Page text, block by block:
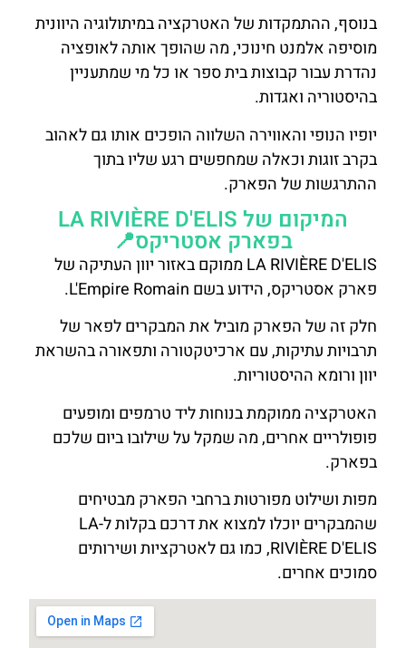
בנוסף, ההתמקדות של האטרקציה במיתולוגיה היוונית
מוסיפה אלמנט חינוכי, מה שהופך אותה לאופציה
נהדרת עבור קבוצות בית ספר או כל מי שמתעניין
בהיסטוריה ואגדות.
יופיו הנופי והאווירה השלווה הופכים אותו גם לאהוב
בקרב זוגות וכאלה שמחפשים רגע שליו בתוך
ההתרגשות של הפארק.
המיקום של LA RIVIÈRE D'ELIS
בפארק אסטריקס📍
LA RIVIÈRE D'ELIS ממוקם באזור יוון העתיקה של
פארק אסטריקס, הידוע בשם L'Empire Romain.
חלק זה של הפארק מוביל את המבקרים לפאר של
תרבויות עתיקות, עם ארכיטקטורה ותפאורה בהשראת
יוון ורומא ההיסטוריות.
האטרקציה ממוקמת בנוחות ליד טרמפים ומופעים
פופולריים אחרים, מה שמקל על שילובו ביום שלכם
בפארק.
מפות ושילוט מפורטות ברחבי הפארק מבטיחים
שהמבקרים יוכלו למצוא את דרכם בקלות ל-LA
RIVIÈRE D'ELIS, כמו גם לאטרקציות ושירותים
סמוכים אחרים.